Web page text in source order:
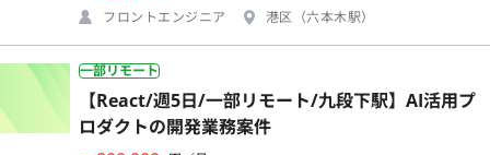
フロントエンジニア
港区（六本木駅）
一部リモート
【React/週5日/一部リモート/九段下駅】AI活用プ
ロダクトの開発業務案件